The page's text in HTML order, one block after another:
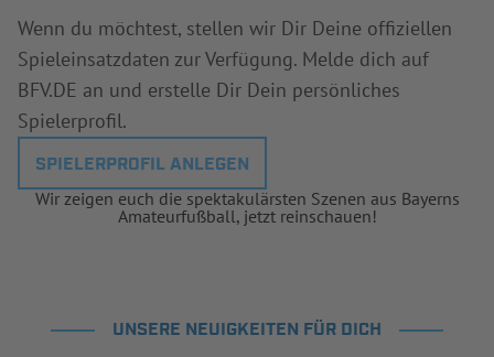
Wenn du möchtest, stellen wir Dir Deine offiziellen
Spieleinsatzdaten zur Verfügung. Melde dich auf
BFV.DE an und erstelle Dir Dein persönliches
Spielerprofil.
SPIELERPROFIL ANLEGEN
Wir zeigen euch die spektakulärsten Szenen aus Bayerns
Amateurfußball, jetzt reinschauen!
UNSERE NEUIGKEITEN FÜR DICH